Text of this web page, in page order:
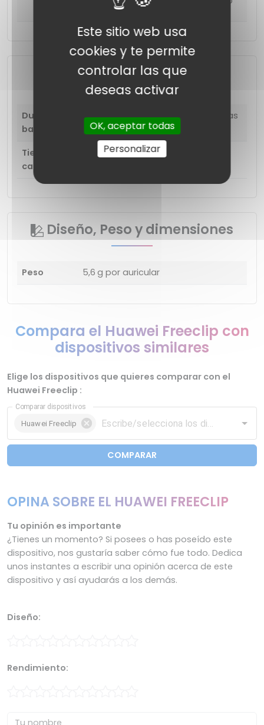
Energía y carga
Duración de la
batería
36 horas (con estuche) 8 horas
(auriculares)
Tiempo de
carga
2 horas (Caso)
Diseño, Peso y dimensiones
Peso 5,6 g por auricular
Compara el Huawei Freeclip con
dispositivos similares
Elige los dispositivos que quieres comparar con el
Huawei Freeclip :
Comparar dispositivos
Huawei Freeclip
COMPARAR
OPINA SOBRE EL HUAWEI FREECLIP
Tu opinión es importante
¿Tienes un momento? Si posees o has poseído este
dispositivo, nos gustaría saber cómo fue todo. Dedica
unos instantes a escribir una opinión acerca de este
dispositivo y así ayudarás a los demás.
Diseño:
Rendimiento:
Este sitio web usa
cookies y te permite
controlar las que
deseas activar
OK, aceptar todas
Personalizar